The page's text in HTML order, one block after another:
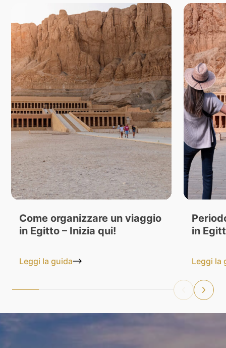
Come organizzare un viaggio
in Egitto – Inizia qui!
Leggi la guida
in
Leggi la